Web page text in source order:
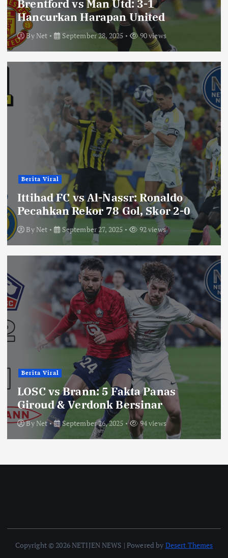
Brentford vs Man Utd: 3-1
Hancurkan Harapan United
ByNet September 28, 2025 90 views
Berita Viral
Ittihad FC vs Al-Nassr: Ronaldo
Pecahkan Rekor 78 Gol, Skor 2-0
ByNet September 27, 2025 92 views
Berita Viral
LOSC vs Brann: 5 Fakta Panas
Giroud & Verdonk Bersinar
ByNet September 26, 2025 94 views
Copyright © 2026 NETIJEN NEWS | Powered by Desert Themes